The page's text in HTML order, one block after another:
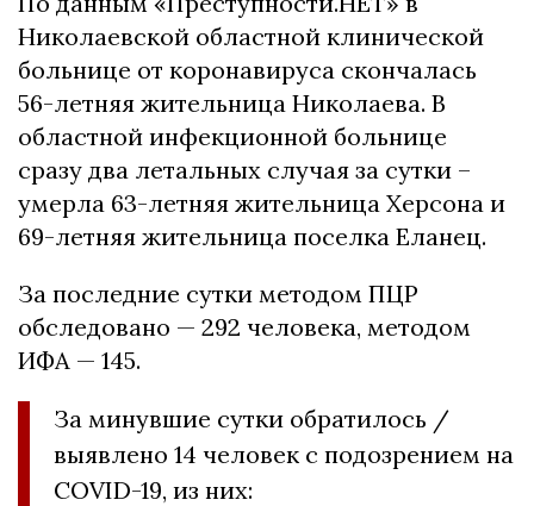
Николаевской областной клинической
больнице от коронавируса скончалась
56-летняя жительница Николаева. В
областной инфекционной больнице
сразу два летальных случая за сутки –
умерла 63-летняя жительница Херсона и
69-летняя жительница поселка Еланец.
За последние сутки методом ПЦР
обследовано — 292 человека, методом
ИФА — 145.
За минувшие сутки обратилось /
выявлено 14 человек с подозрением на
COVID-19, из них: